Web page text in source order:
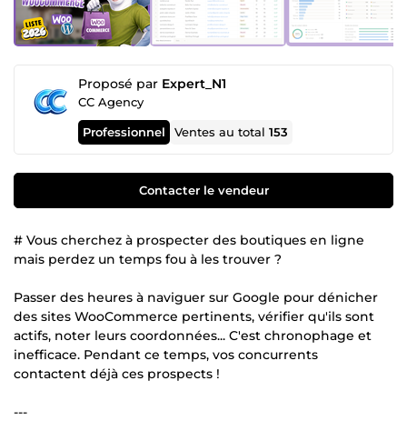
Proposé par Expert_N1
CC Agency
Professionnel Ventes au total153
Contacter le vendeur
# Vous cherchez à prospecter des boutiques en ligne
mais perdez un temps fou à les trouver ?
Passer des heures à naviguer sur Google pour dénicher
des sites WooCommerce pertinents, vérifier qu'ils sont
actifs, noter leurs coordonnées... C'est chronophage et
inefficace. Pendant ce temps, vos concurrents
contactent déjà ces prospects !
---